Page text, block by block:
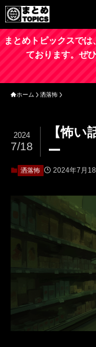
まとめトピックスでは
ております。ぜ
ホーム 洒落怖
【怖
ー
2024
7/18
洒落怖 2024年7月18